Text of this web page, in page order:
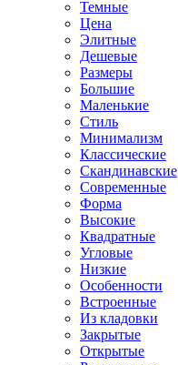
Темные
Цена
Элитные
Дешевые
Размеры
Большие
Маленькие
Стиль
Минимализм
Классические
Скандинавские
Современные
Форма
Высокие
Квадратные
Угловые
Низкие
Особенности
Встроенные
Из кладовки
Закрытые
Открытые